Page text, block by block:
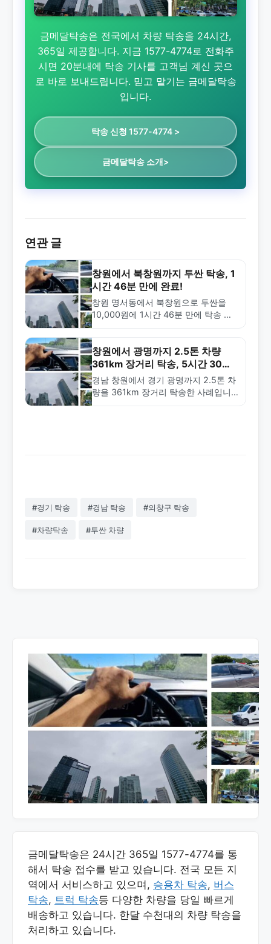
금메달탁송은 전국에서 차량 탁송을 24시간,
365일 제공합니다. 지금 1577-4774로 전화주
시면 20분내에 탁송 기사를 고객님 계신 곳으
로 바로 보내드립니다. 믿고 맡기는 금메달탁송
입니다.
탁송 신청 1577-4774 >
금메달탁송 소개>
연관 글
창원에서 북창원까지 투싼 탁송, 1
시간 46분 만에 완료!
창원 명서동에서 북창원으로 투싼을
10,000원에 1시간 46분 만에 탁송 완
창원에서 광명까지 2.5톤 차량
361km 장거리 탁송, 5시간 30분
완료!
경남 창원에서 경기 광명까지 2.5톤 차
량을 361km 장거리 탁송한 사례입니
#경기 탁송 #경남 탁송 #의창구 탁송
#차량탁송 #투싼 차량
금메달탁송은 24시간 365일 1577-4774를 통
해서 탁송 접수를 받고 있습니다. 전국 모든 지
역에서 서비스하고 있으며, 승용차 탁송, 버스
탁송, 트럭 탁송등 다양한 차량을 당일 빠르게
배송하고 있습니다. 한달 수천대의 차량 탁송을
처리하고 있습니다.